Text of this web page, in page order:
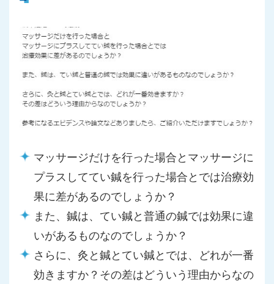
マッサージだけを行った場合とマッサージに
プラスしててい鍼を行った場合とでは治療効
果に差があるのでしょうか？
また、鍼は、てい鍼と普通の鍼では効果に違
いがあるものなのでしょうか？
さらに、灸と鍼とてい鍼とでは、どれが一番
効きますか？その差はどういう理由からなの